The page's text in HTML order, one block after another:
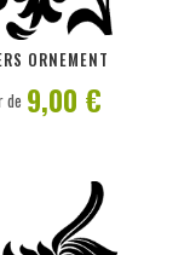
ORNEMENT
de 9,00 €